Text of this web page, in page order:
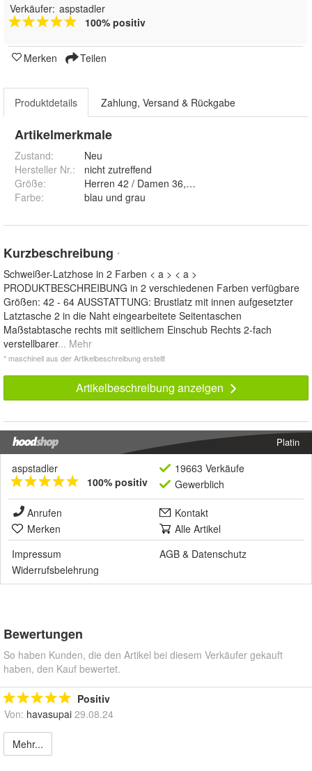
Verkäufer: aspstadler
100% positiv
Merken Teilen
Produktdetails Zahlung, Versand & Rückgabe
Artikelmerkmale
Zustand:
Neu
Hersteller Nr.:
nicht zutreffend
Größe:
Herren 42 / Damen 36, Herren 44 / Damen 38,
Farbe: blau und grau
Kurzbeschreibung *
Schweißer-Latzhose in 2 Farben < a > < a >
PRODUKTBESCHREIBUNG in 2 verschiedenen Farben verfügbare
Größen: 42 - 64 AUSSTATTUNG: Brustlatz mit innen aufgesetzter
Latztasche 2 in die Naht eingearbeitete Seitentaschen
Maßstabtasche rechts mit seitlichem Einschub Rechts 2-fach
verstellbarer... Mehr
* maschinell aus der Artikelbeschreibung erstellt
Artikelbeschreibung anzeigen
Platin
aspstadler
100% positiv
19663 Verkäufe
Gewerblich
Anrufen
Kontakt
Merken
Alle Artikel
Impressum
AGB & Datenschutz
Widerrufsbelehrung
Bewertungen
So haben Kunden, die den Artikel bei diesem Verkäufer gekauft
haben, den Kauf bewertet.
Positiv
Von: havasupai 29.08.24
Mehr...